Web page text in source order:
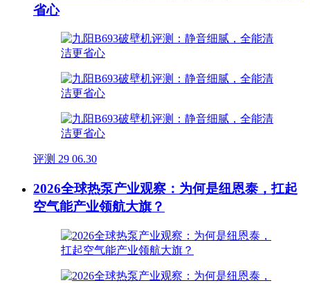
省心
评测 29 06.30
2026全球热泵产业观察：为何是纽恩泰，扛起
空气能产业领航大旗？